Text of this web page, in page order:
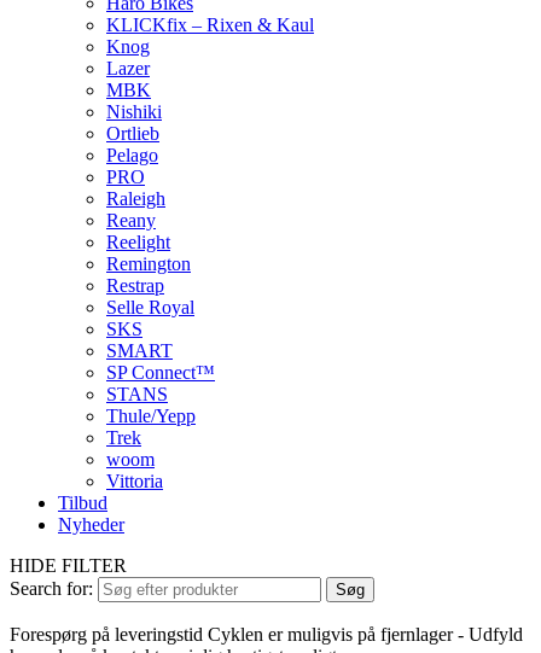
KLICKfix – Rixen & Kaul
Knog
Lazer
MBK
Nishiki
Ortlieb
Pelago
PRO
Raleigh
Reany
Reelight
Remington
Restrap
Selle Royal
SKS
SMART
SP Connect™
STANS
Thule/Yepp
Trek
woom
Vittoria
Tilbud
Nyheder
HIDE FILTER
Search for:
Søg
Forespørg på leveringstid Cyklen er muligvis på fjernlager - Udfyld